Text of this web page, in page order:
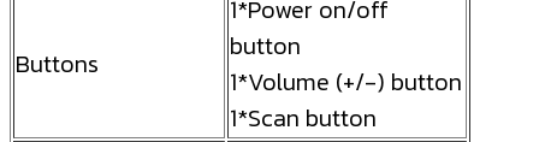
Buttons
1*Power on/off
button
1*Volume (+/-) button
1*Scan button